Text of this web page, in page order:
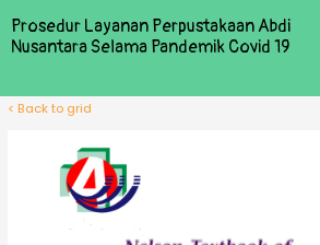
< Back to grid
Prosedur Layanan Perpustakaan Abdi
Nusantara Selama Pandemik Covid 19